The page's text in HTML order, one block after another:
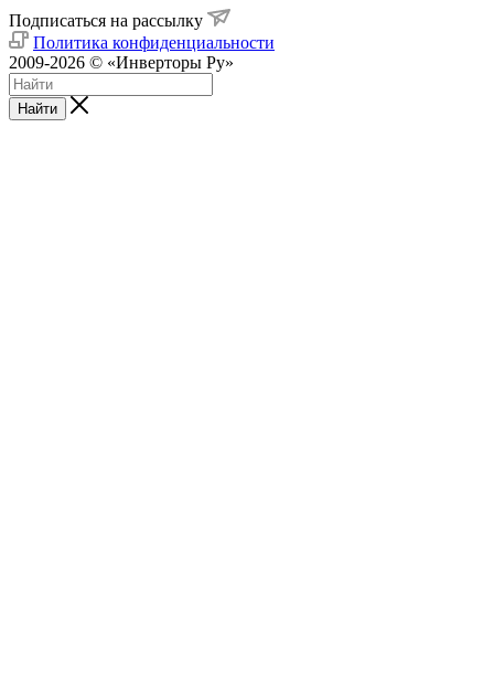
Подписаться на рассылку
Политика конфиденциальности
2009-2026 © «Инверторы Ру»
Найти